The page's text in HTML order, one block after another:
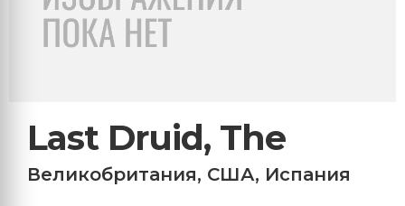
Last Druid, The
Великобритания, США, Испания